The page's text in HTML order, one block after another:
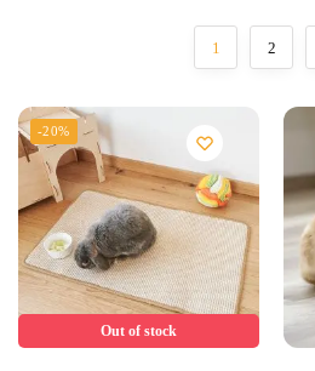
1 2
-20%
Out of stock